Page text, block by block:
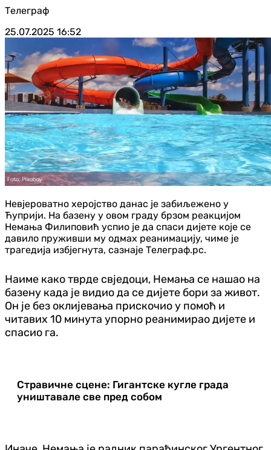
Телеграф
25.07.2025 16:52
Невјероватно херојство данас је забиљежено у
Ћуприји. На базену у овом граду брзом реакцијом
Немања Филиповић успио је да спаси дијете које се
давило пруживши му одмах реанимацију, чиме је
трагедија избјегнута, сазнаје Телеграф.рс.
Наиме како тврде свједоци, Немања се нашао на
базену када је видио да се дијете бори за живот.
Он је без оклијевања прискочио у помоћ и
читавих 10 минута упорно реанимирао дијете и
спасио га.
Стравичне сцене: Гигантске кугле града
уништавале све пред собом